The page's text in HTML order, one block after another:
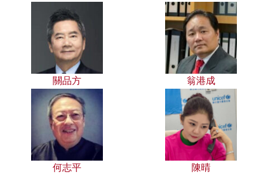
關品方 翁港成
何志平 陳晴